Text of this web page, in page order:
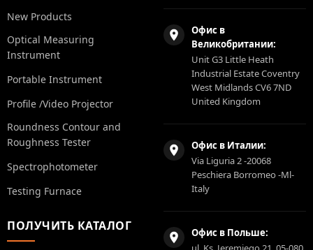
New Products
Optical Measuring
Instrument
Portable Instrument
Profile /Video Projector
Roundness Contour and
Roughness Tester
Spectrophotometer
Testing Furnace
ПОЛУЧИТЬ КАТАЛОГ
Офис в
Великобритании:
Unit G3 Little Heath
Industrial Estate Coventry
West Midlands CV6 7ND
United Kingdom
Офис в Италии:
Via Liguria 2 -20068
Peschiera Borromeo -Ml-
Italy
Офис в Польше: